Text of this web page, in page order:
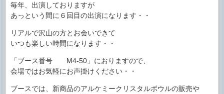
毎年、出演しておりますが
あっという間に６回目の出演になります・・
リアルで沢山の方とお会いできて
いつも楽しい時間になります・・
「ブース番号 M4-50」におりますので、
会場ではお気軽にお声掛けください・・
ブースでは、新商品のアルケミークリスタルボウルの販売や